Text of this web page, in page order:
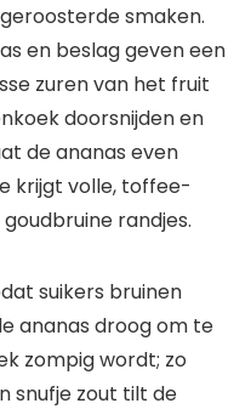
smaken.
en beslag geven een
zuren van het fruit
doorsnijden en
de ananas even
krijgt volle, toffee-
randjes.
suikers bruinen
ananas droog om te
zompig wordt; zo
snufje zout tilt de